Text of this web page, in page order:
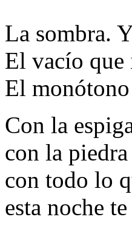
La sombra.
El vacío que
El
Con la
con la
con todo lo
esta noche